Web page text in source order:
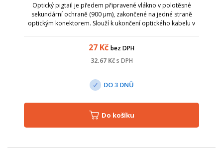
Optický pigtail je předem připravené vlákno v polotěsné
sekundární ochraně (900 µm), zakončené na jedné straně
optickým konektorem. Slouží k ukončení optického kabelu v
27 Kč bez DPH
32.67Kč s DPH
DO 3 DNŮ
Do košíku